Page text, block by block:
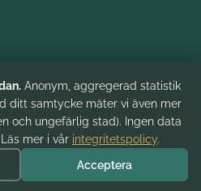
AB. Org.nr 556278-8009.
Begär offert
Anonym, aggregerad statistik
ditt samtycke mäter vi även mer
och ungefärlig stad). Ingen data
mer i vår integritetspolicy.
Acceptera